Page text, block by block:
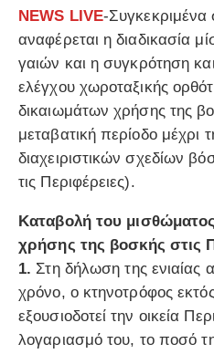
NEWS LIVE-
αναφέρεται η διαδικασία
γαιών και η συγκρότηση
ελέγχου χωροταξικής
δικαιωμάτων χρήσης της
μεταβατική περίοδο μέχρι
διαχειριστικών σχεδίων
τις Περιφέρειες).
Καταβολή του
χρήσης της βοσκής στις
1. Στη δήλωση της ενιαίας
χρόνο, ο κτηνοτρόφος
εξουσιοδοτεί την οικεία
λογαριασμό του, το ποσό